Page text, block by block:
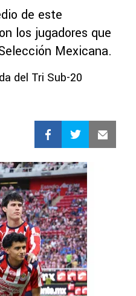
de este
los jugadores que
Mexicana.
del Tri Sub-20